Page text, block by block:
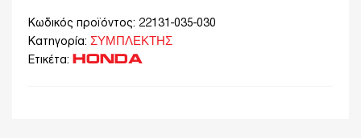
Κωδικός προϊόντος: 22131-035-030
Κατηγορία: ΣΥΜΠΛΕΚΤΗΣ
Ετικέτα: HONDA